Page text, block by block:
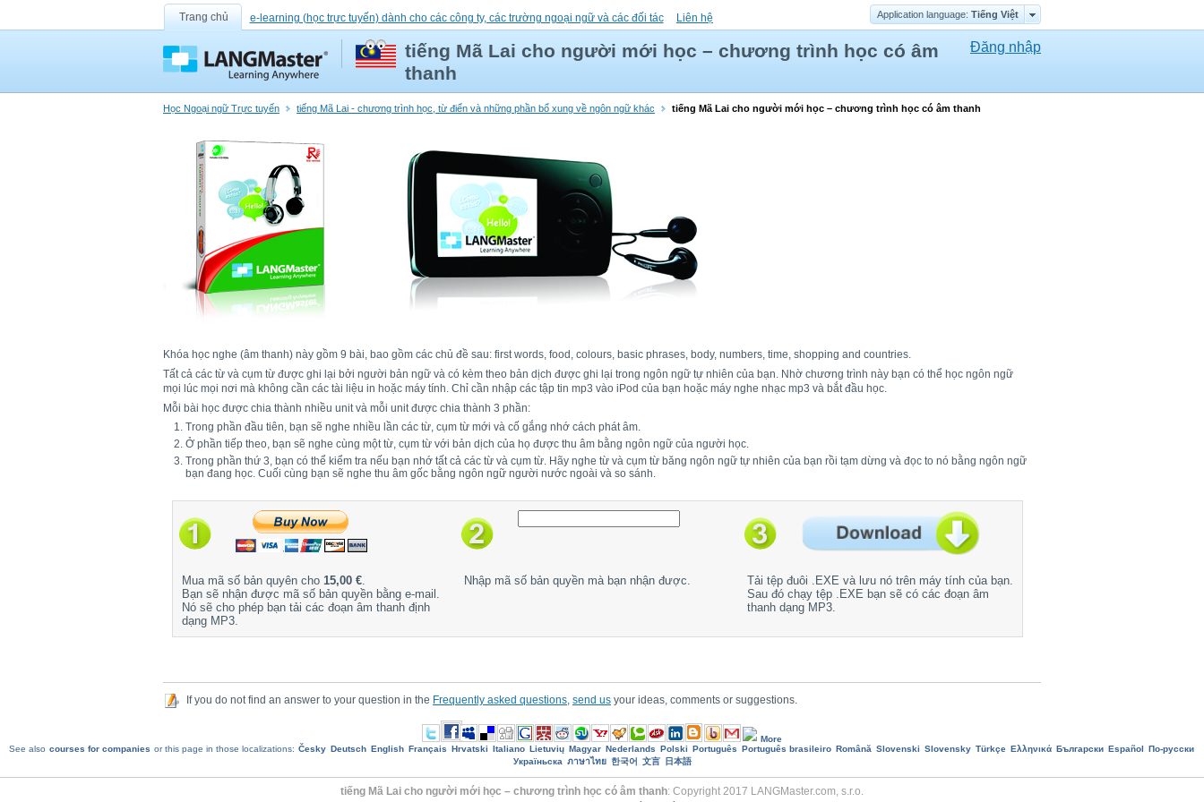
Trang chủ e-learning (học trực tuyến) dành cho các công ty, các trường ngoại ngữ và các đối tác Liên hệ Application language: Tiếng Việt
tiếng Mã Lai cho người mới học – chương trình học có âm
thanh
Đăng nhập
Học Ngoại ngữ Trực tuyến tiếng Mã Lai - chương trình học, từ điển và những phần bổ xung về ngôn ngữ khác tiếng Mã Lai cho người mới học – chương trình học có âm thanh
Khóa học nghe (âm thanh) này gồm 9 bài, bao gồm các chủ đề sau: first words, food, colours, basic phrases, body, numbers, time, shopping and countries.
Tất cả các từ và cụm từ được ghi lại bởi người bản ngữ và có kèm theo bản dịch được ghi lại trong ngôn ngữ tự nhiên của bạn. Nhờ chương trình này bạn có thể học ngôn ngữ
mọi lúc mọi nơi mà không cần các tài liệu in hoặc máy tính. Chỉ cần nhập các tập tin mp3 vào iPod của bạn hoặc máy nghe nhạc mp3 và bắt đầu học.
Mỗi bài học được chia thành nhiều unit và mỗi unit được chia thành 3 phần:
Trong phần đầu tiên, bạn sẽ nghe nhiều lần các từ, cụm từ mới và cố gắng nhớ cách phát âm.
Ở phần tiếp theo, bạn sẽ nghe cùng một từ, cụm từ với bản dịch của họ được thu âm bằng ngôn ngữ của người học.
Trong phần thứ 3, bạn có thể kiểm tra nếu bạn nhớ tất cả các từ và cụm từ. Hãy nghe từ và cụm từ băng ngôn ngữ tự nhiên của bạn rồi tạm dừng và đọc to nó bằng ngôn ngữ
bạn đang học. Cuối cùng bạn sẽ nghe thu âm gốc bằng ngôn ngữ người nước ngoài và so sánh.
Mua mã số bản quyên cho 15,00 €.
Bạn sẽ nhận được mã số bản quyền bằng e-mail.
Nó sẽ cho phép bạn tải các đoạn âm thanh định
dạng MP3.
Nhập mã số bản quyền mà bạn nhận được.
Tải tệp đuôi .EXE và lưu nó trên máy tính của bạn.
Sau đó chạy tệp .EXE bạn sẽ có các đoạn âm
thanh dạng MP3.
If you do not find an answer to your question in the Frequently asked questions send us your ideas, comments or suggestions.
More
See also courses for companies or this page in those localizations: Česky Deutsch English Français Hrvatski Italiano Lietuvių Magyar Nederlands Polski Português Português brasileiro Română Slovenski Slovensky Türkçe Ελληνικά Български Еspañol
По-русски
Україньска ภาษาไทย 한국어 文言 日本語
tiếng Mã Lai cho người mới học – chương trình học có âm thanh: Copyright 2017 LANGMaster.com, s.r.o.